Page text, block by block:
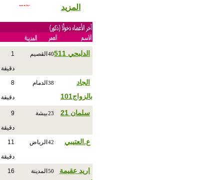
المزيد
الدلبحي 511 40 القصيم 1
دقيقة
الجاد
بالزواج101
38 الدمام 8
دقيقة
سلمان 21 23بيشة 9
دقيقة
ع.العتيبي 42 الرياض 11
دقيقة
اريد عقيمة
50 المدينة 16